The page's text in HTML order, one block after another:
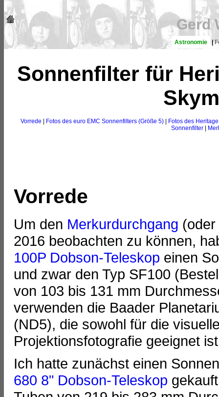
Gerd
Astronomie |
Sonnenfilter für
Vorrede Fotos des euro EMC Sonnenfilters (Größe 5)|
Fotos des
Sonnenfilter
Vorrede
Um den Merkurdurchgang
2016 beobachten zu können,
100P Dobson-Teleskop einen
und zwar den Typ SF100
von 103 bis 131 mm
verwenden die Baader
(ND5), die sowohl für die
Projektionsfotografie geeignet
Ich hatte zunächst einen
680 8" Dobson-Teleskop